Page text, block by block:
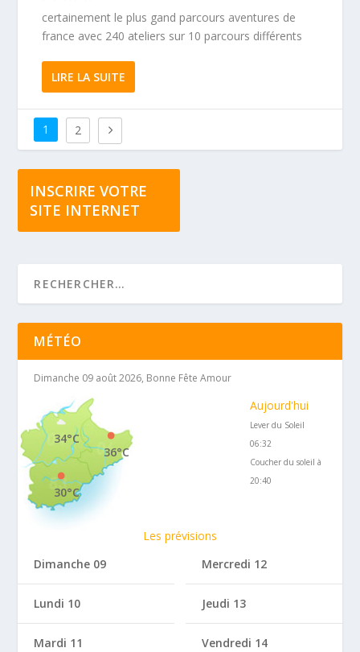
certainement le plus gand parcours aventures de
france avec 240 ateliers sur 10 parcours différents
LIRE LA SUITE
1 2
INSCRIRE VOTRE
SITE INTERNET
MÉTÉO
Dimanche 09 août 2026, Bonne Fête Amour
36°C
34°C
30°C
Aujourd'hui
Lever du Soleil
06:32
Coucher du soleil à
20:40
Les prévisions
Dimanche 09
Lundi 10
Mardi 11
Mercredi 12
Jeudi 13
Vendredi 14